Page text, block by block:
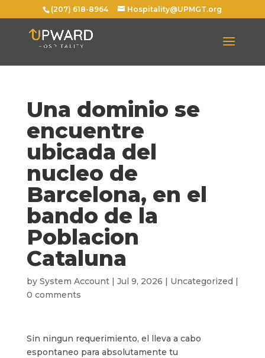
(207) 618-8964 Hospitality@UPMGT.org
Una dominio se
encuentre
ubicada del
nucleo de
Barcelona, en el
bando de la
Poblacion
Cataluna
by System Account| Jul 9, 2026 | Uncategorized |
0 comments
Sin ningun requerimiento, el lleva a cabo
espontaneo para absolutamente tu